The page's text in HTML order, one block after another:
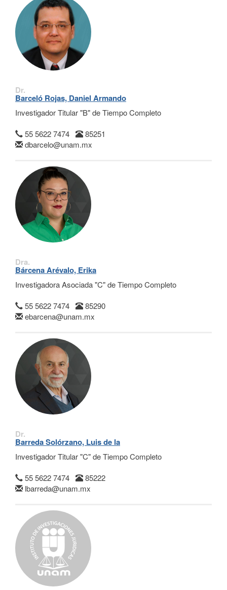
Dr.
Barceló Rojas, Daniel Armando
Investigador Titular "B" de Tiempo Completo
55 5622 7474
85251
dbarcelo@unam.mx
Dra.
Bárcena Arévalo, Erika
Investigadora Asociada "C" de Tiempo Completo
55 5622 7474
85290
ebarcena@unam.mx
Dr.
Barreda Solórzano, Luis de la
Investigador Titular "C" de Tiempo Completo
55 5622 7474
85222
lbarreda@unam.mx